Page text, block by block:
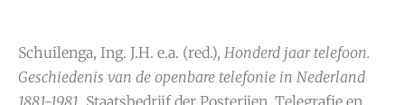
Schuilenga, Ing. J.H. e.a. (red.), Honderd jaar telefoon.
Geschiedenis van de openbare telefonie in Nederland